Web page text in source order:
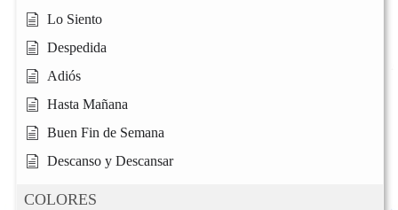
Lo Siento
Despedida
Adiós
Hasta Mañana
Buen Fin de Semana
Descanso y Descansar
COLORES